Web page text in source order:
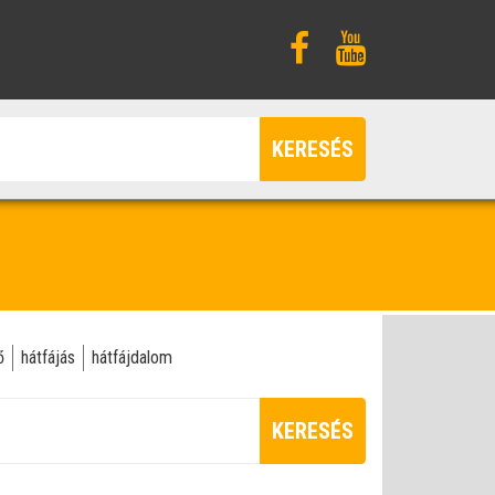
KERESÉS
hátfájás hátfájdalom
KERESÉS